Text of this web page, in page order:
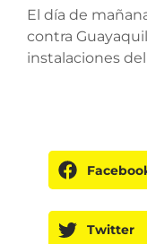
El día de
contra
instalaciones
Twitter